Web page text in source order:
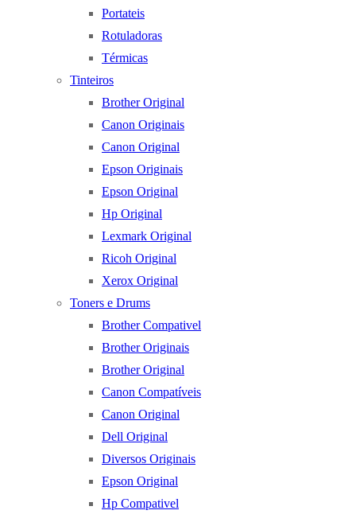
Portateis
Rotuladoras
Térmicas
Tinteiros
Brother Original
Canon Originais
Canon Original
Epson Originais
Epson Original
Hp Original
Lexmark Original
Ricoh Original
Xerox Original
Toners e Drums
Brother Compativel
Brother Originais
Brother Original
Canon Compatíveis
Canon Original
Dell Original
Diversos Originais
Epson Original
Hp Compativel